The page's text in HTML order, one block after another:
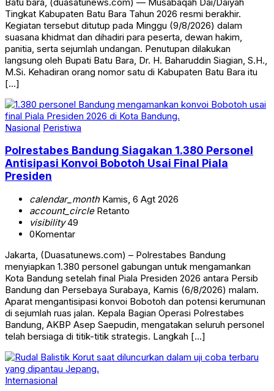
Tingkat Kabupaten Batu Bara Tahun 2026 resmi berakhir.
Kegiatan tersebut ditutup pada Minggu (9/8/2026) dalam
suasana khidmat dan dihadiri para peserta, dewan hakim,
panitia, serta sejumlah undangan. Penutupan dilakukan
langsung oleh Bupati Batu Bara, Dr. H. Baharuddin Siagian, S.H.,
M.Si. Kehadiran orang nomor satu di Kabupaten Batu Bara itu
[…]
Nasional Peristiwa
Polrestabes Bandung Siagakan 1.380 Personel
Antisipasi Konvoi Bobotoh Usai Final Piala
Presiden
calendar_monthKamis, 6 Agt 2026
account_circleRetanto
visibility49
0Komentar
Jakarta, (Duasatunews.com) – Polrestabes Bandung
menyiapkan 1.380 personel gabungan untuk mengamankan
Kota Bandung setelah final Piala Presiden 2026 antara Persib
Bandung dan Persebaya Surabaya, Kamis (6/8/2026) malam.
Aparat mengantisipasi konvoi Bobotoh dan potensi kerumunan
di sejumlah ruas jalan. Kepala Bagian Operasi Polrestabes
Bandung, AKBP Asep Saepudin, mengatakan seluruh personel
telah bersiaga di titik-titik strategis. Langkah […]
Internasional